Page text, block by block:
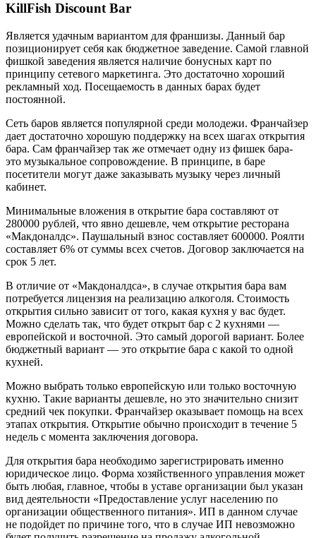
KillFish Discount Bar
Является удачным вариантом для франшизы. Данный бар
позиционирует себя как бюджетное заведение. Самой главной
фишкой заведения является наличие бонусных карт по
принципу сетевого маркетинга. Это достаточно хороший
рекламный ход. Посещаемость в данных барах будет
постоянной.
Сеть баров является популярной среди молодежи. Франчайзер
дает достаточно хорошую поддержку на всех шагах открытия
бара. Сам франчайзер так же отмечает одну из фишек бара-
это музыкальное сопровождение. В принципе, в баре
посетители могут даже заказывать музыку через личный
кабинет.
Минимальные вложения в открытие бара составляют от
280000 рублей, что явно дешевле, чем открытие ресторана
«Макдоналдс». Паушальный взнос составляет 600000. Роялти
составляет 6% от суммы всех счетов. Договор заключается на
срок 5 лет.
В отличие от «Макдоналдса», в случае открытия бара вам
потребуется лицензия на реализацию алкоголя. Стоимость
открытия сильно зависит от того, какая кухня у вас будет.
Можно сделать так, что будет открыт бар с 2 кухнями —
европейской и восточной. Это самый дорогой вариант. Более
бюджетный вариант — это открытие бара с какой то одной
кухней.
Можно выбрать только европейскую или только восточную
кухню. Такие варианты дешевле, но это значительно снизит
средний чек покупки. Франчайзер оказывает помощь на всех
этапах открытия. Открытие обычно происходит в течение 5
недель с момента заключения договора.
Для открытия бара необходимо зарегистрировать именно
юридическое лицо. Форма хозяйственного управления может
быть любая, главное, чтобы в уставе организации был указан
вид деятельности «Предоставление услуг населению по
организации общественного питания». ИП в данном случае
не подойдет по причине того, что в случае ИП невозможно